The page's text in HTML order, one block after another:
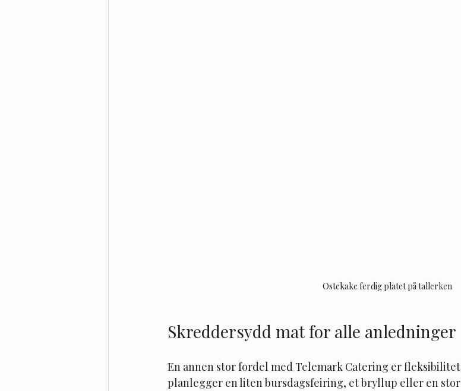
Ostekake ferdig platet på tallerken
Skreddersydd mat for alle anledninger
En annen stor fordel med Telemark Catering er
planlegger en liten bursdagsfeiring, et bryllup eller en stor